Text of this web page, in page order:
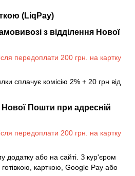
(LiqPay)
з відділення Нової
передоплати 200 грн. на картку
сплачує комісію 2% + 20 грн від
Нової Пошти при адресній
передоплати 200 грн. на картку
додатку або на сайті. З кур'єром
карткою, Google Pay або